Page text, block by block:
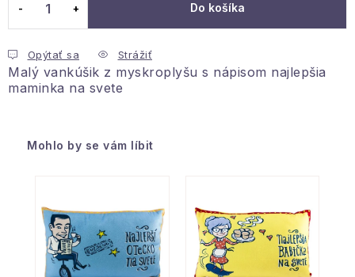
Info o nákupe
Kontakty
Do košíka
Opýtať sa Strážiť
Malý vankúšik z myskroplyšu s nápisom najlepšia
maminka na svete
Mohlo by se vám líbit